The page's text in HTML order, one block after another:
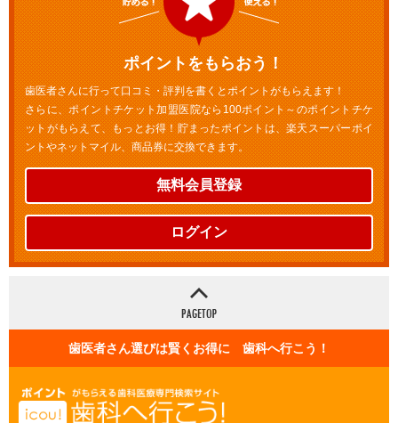
ポイントをもらおう！
歯医者さんに行って口コミ・評判を書くとポイントがもらえます！
さらに、ポイントチケット加盟医院なら100ポイント～のポイントチケ
ットがもらえて、もっとお得！貯まったポイントは、楽天スーパーポイ
ントやネットマイル、商品券に交換できます。
無料会員登録
ログイン
歯医者さん選びは賢くお得に 歯科へ行こう！